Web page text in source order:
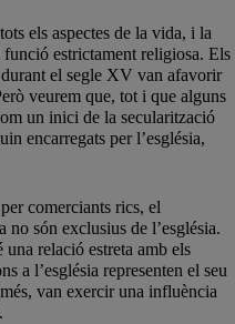
els aspectes de la vida, i la
estrictament religiosa. Els
el segle XV van afavorir
veurem que, tot i que alguns
un inici de la secularització
encarregats per l’església,
comerciants rics, el
no són exclusius de l’església.
relació estreta amb els
a l’església representen el seu
van exercir una influència